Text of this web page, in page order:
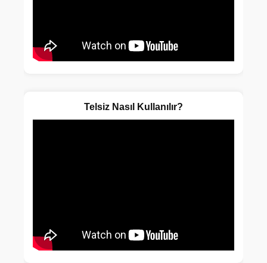
Telsiz Nasıl Kullanılır?